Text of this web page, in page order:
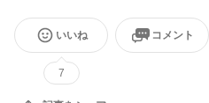
いいね
7
コメント